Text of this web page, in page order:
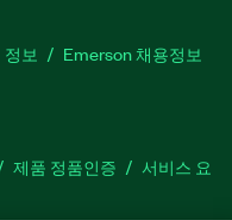
정보
Emerson 채용정보
제품 정품인증
서비스 요